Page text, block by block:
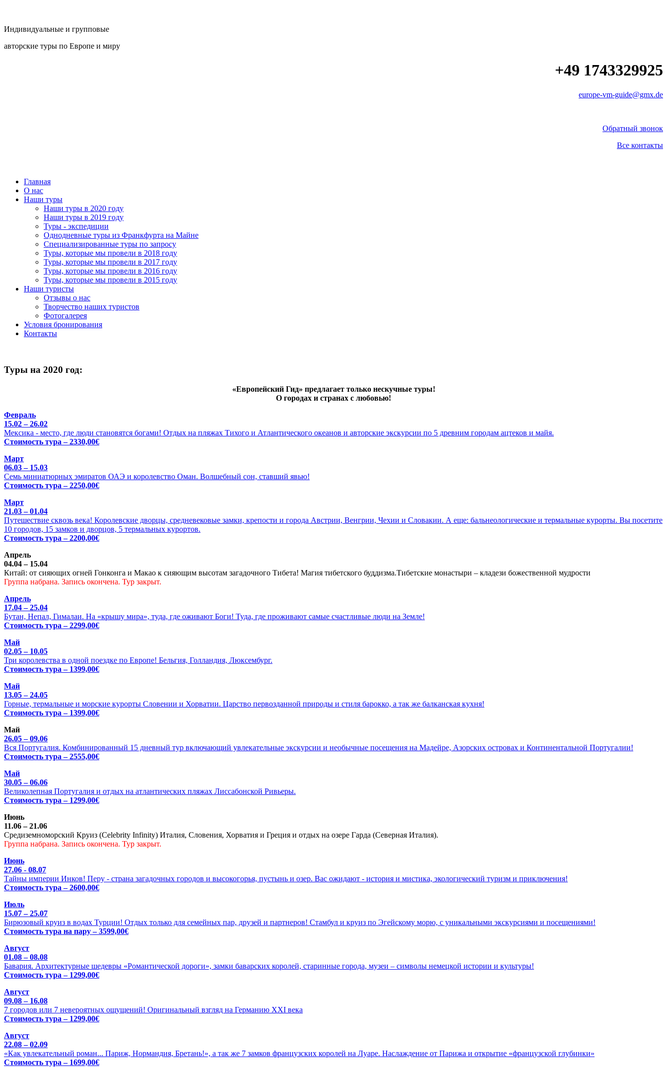
Индивидуальные и групповые
авторские туры по Европе и миру
+49 1743329925
europe-vm-guide@gmx.de
Обратный звонок
Все контакты
Главная
О нас
Наши туры
Наши туры в 2020 году
Наши туры в 2019 году
Туры - экспедиции
Однодневные туры из Франкфурта на Майне
Специализированные туры по запросу
Туры, которые мы провели в 2018 году
Туры, которые мы провели в 2017 году
Туры, которые мы провели в 2016 году
Туры, которые мы провели в 2015 году
Наши туристы
Отзывы о нас
Творчество наших туристов
Фотогалерея
Условия бронирования
Контакты
Туры на 2020 год:
«Европейский Гид» предлагает только нескучные туры!
О городах и странах с любовью!
Февраль
15.02 – 26.02
Мексика - место, где люди становятся богами! Отдых на пляжах Тихого и Атлантического океанов и авторские экскурсии по 5 древним городам ацтеков и майя.
Стоимость тура – 2330,00€
Март
06.03 – 15.03
Семь миниатюрных эмиратов ОАЭ и королевство Оман. Волшебный сон, ставший явью!
Стоимость тура – 2250,00€
Март
21.03 – 01.04
Путешествие сквозь века! Королевские дворцы, средневековые замки, крепости и города Австрии, Венгрии, Чехии и Словакии. А еще: бальнеологические и термальные курорты. Вы посетите
10 городов, 15 замков и дворцов, 5 термальных курортов.
Стоимость тура – 2200,00€
Апрель
04.04 – 15.04
Китай: от сияющих огней Гонконга и Макао к сияющим высотам загадочного Тибета! Магия тибетского буддизма.Тибетские монастыри – кладези божественной мудрости
Группа набрана. Запись окончена. Тур закрыт.
Апрель
17.04 – 25.04
Бутан, Непал, Гималаи. На «крышу мира», туда, где оживают Боги! Туда, где проживают самые счастливые люди на Земле!
Стоимость тура – 2299,00€
Май
02.05 – 10.05
Три королевства в одной поездке по Европе! Бельгия, Голландия, Люксембург.
Стоимость тура – 1399,00€
Май
13.05 – 24.05
Горные, термальные и морские курорты Словении и Хорватии. Царство первозданной природы и стиля барокко, а так же балканская кухня!
Стоимость тура – 1399,00€
Май
26.05 – 09.06
Вся Португалия. Комбинированный 15 дневный тур включающий увлекательные экскурсии и необычные посещения на Мадейре, Азорских островах и Континентальной Португалии!
Стоимость тура – 2555,00€
Май
30.05 – 06.06
Великолепная Португалия и отдых на атлантических пляжах Лиссабонской Ривьеры.
Стоимость тура – 1299,00€
Июнь
11.06 – 21.06
Средиземноморский Круиз (Celebrity Infinity) Италия, Словения, Хорватия и Греция и отдых на озере Гарда (Северная Италия).
Группа набрана. Запись окончена. Тур закрыт.
Июнь
27.06 - 08.07
Тайны империи Инков! Перу - страна загадочных городов и высокогорья, пустынь и озер. Вас ожидают - история и мистика, экологический туризм и приключения!
Стоимость тура – 2600,00€
Июль
15.07 – 25.07
Бирюзовый круиз в водах Турции! Отдых только для семейных пар, друзей и партнеров! Стамбул и круиз по Эгейскому морю, с уникальными экскурсиями и посещениями!
Стоимость тура на пару – 3599,00€
Август
01.08 – 08.08
Бавария. Архитектурные шедевры «Романтической дороги», замки баварских королей, старинные города, музеи – символы немецкой истории и культуры!
Стоимость тура – 1299,00€
Август
09.08 – 16.08
7 городов или 7 невероятных ощущений! Оригинальный взгляд на Германию XXI века
Стоимость тура – 1299,00€
Август
22.08 – 02.09
«Как увлекательный роман... Париж, Нормандия, Бретань!», а так же 7 замков французских королей на Луаре. Наслаждение от Парижа и открытие «французской глубинки»
Стоимость тура – 1699,00€